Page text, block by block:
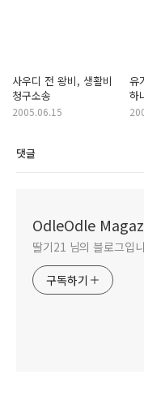
사우디 전 왕비, 생활비
청구소송
2005.06.15
유
하
댓글
OdleOdle
딸기21 님의 블로그입
구독하기